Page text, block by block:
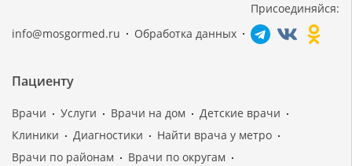
info@mosgormed.ru Обработка данных
Присоединяйся:
Пациенту
Врачи Услуги Врачи на дом
Детские врачи
Клиники
Диагностики
Найти врача у метро
Врачи по районам
Врачи по округам